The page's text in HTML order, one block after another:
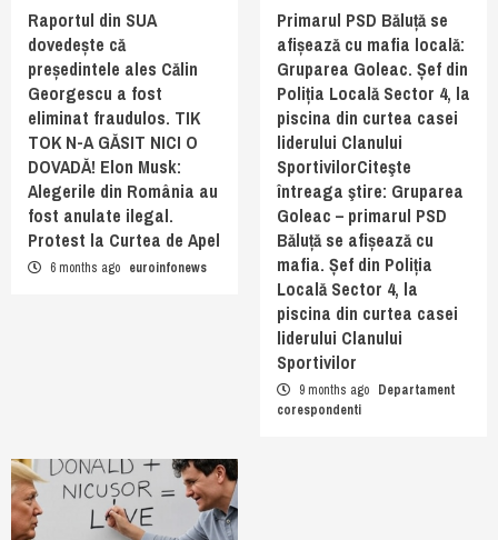
Raportul din SUA
dovedește că
președintele ales Călin
Georgescu a fost
eliminat fraudulos. TIK
TOK N-A GĂSIT NICI O
DOVADĂ! Elon Musk:
Alegerile din România au
fost anulate ilegal.
Protest la Curtea de Apel
6 months ago euroinfonews
Primarul PSD Băluță se
afișează cu mafia locală:
Gruparea Goleac. Șef din
Poliția Locală Sector 4, la
piscina din curtea casei
liderului Clanului
SportivilorCiteşte
întreaga ştire: Gruparea
Goleac – primarul PSD
Băluță se afișează cu
mafia. Șef din Poliția
Locală Sector 4, la
piscina din curtea casei
liderului Clanului
Sportivilor
9 months ago Departament
corespondenti